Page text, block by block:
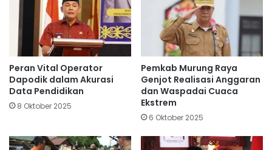
Peran Vital Operator
Dapodik dalam Akurasi
Data Pendidikan
8 Oktober 2025
Pemkab Murung Raya
Genjot Realisasi Anggaran
dan Waspadai Cuaca
Ekstrem
6 Oktober 2025